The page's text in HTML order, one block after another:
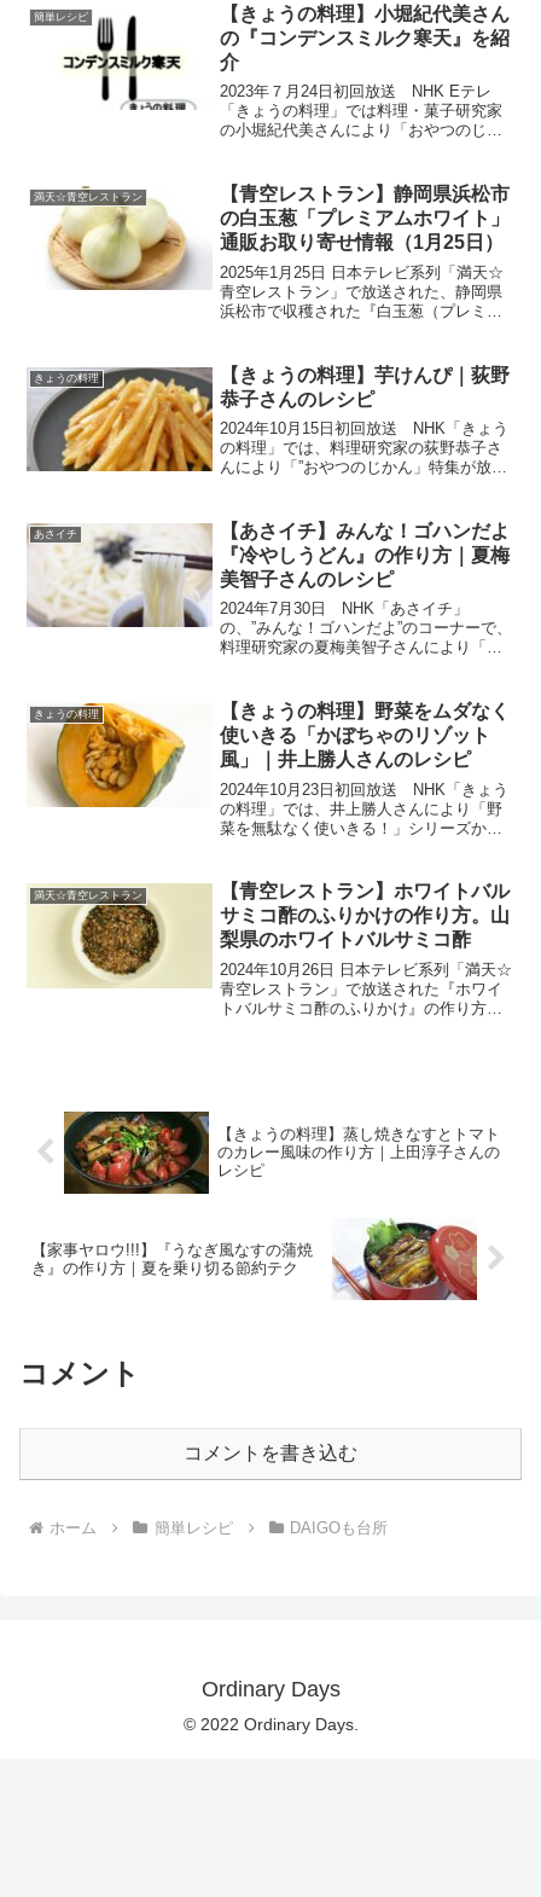
簡単レシピ
【きょうの料理】小堀紀代美さん
の『コンデンスミルク寒天』を紹
介
2023年７月24日初回放送 NHK Eテレ
「きょうの料理」では料理・菓子研究家
の小堀紀代美さんにより「おやつのじか
みに入り、お子様の食欲と制作意欲を満
たすアクティビテ...
満天☆青空レストラン
【青空レストラン】静岡県浜松市
の白玉葱「プレミアムホワイト」
通販お取り寄せ情報（1月25日）
2025年1月25日 日本テレビ系列「満天☆
青空レストラン」で放送された、静岡県
浜松市で収穫された『白玉葱（プレミア
お取り寄せ情報をまとめましたので、ぜ
ひ参考になさって...
きょうの料理
【きょうの料理】芋けんぴ｜荻野
恭子さんのレシピ
2024年10月15日初回放送 NHK「きょう
の料理」では、料理研究家の荻野恭子さ
んにより「”おやつのじかん」特集が放送
さつまいもを余すところなく楽しむおや
つを教わりま...
あさイチ
【あさイチ】みんな！ゴハンだよ
『冷やしうどん』の作り方｜夏梅
美智子さんのレシピ
2024年7月30日 NHK「あさイチ」
の、”みんな！ゴハンだよ”のコーナーで、
料理研究家の夏梅美智子さんにより「冷
め（めんつゆ1：水2）、冷やしたうどん
をつけていただ...
きょうの料理
【きょうの料理】野菜をムダなく
使いきる「かぼちゃのリゾット
風」｜井上勝人さんのレシピ
2024年10月23日初回放送 NHK「きょう
の料理」では、井上勝人さんにより「野
菜を無駄なく使いきる！」シリーズか
を、ムダなく使いきりたい！そこで今回
は、かぼちゃや大...
満天☆青空レストラン
【青空レストラン】ホワイトバル
サミコ酢のふりかけの作り方。山
梨県のホワイトバルサミコ酢
2024年10月26日 日本テレビ系列「満天☆
青空レストラン」で放送された『ホワイ
トバルサミコ酢のふりかけ』の作り方を
【きょうの料理】蒸し焼きなすとトマト
のカレー風味の作り方｜上田淳子さんの
レシピ
【家事ヤロウ!!!】『うなぎ風なすの蒲焼
き』の作り方｜夏を乗り切る節約テク
コメント
コメントを書き込む
ホーム 簡単レシピ DAIGOも台所
Ordinary Days
© 2022 Ordinary Days.